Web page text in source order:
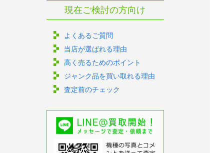
現在ご検討の方向け
よくあるご質問
当店が選ばれる理由
高く売るためのポイント
ジャンク品を買い取れる理由
査定前のチェック